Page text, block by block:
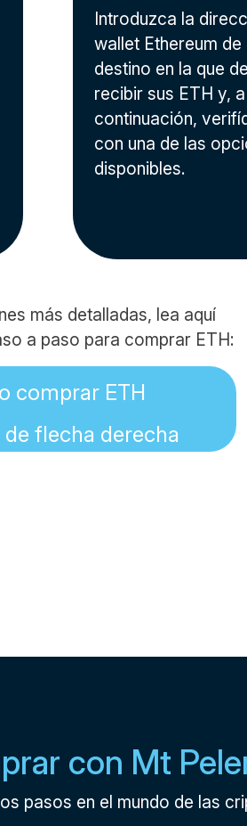
Introduzca la
wallet Ethereum de
destino en la que
recibir sus ETH y, a
continuación,
con una de las
disponibles.
más detalladas, lea aquí
a paso para comprar ETH:
comprar ETH
con Mt
pasos en el mundo de las